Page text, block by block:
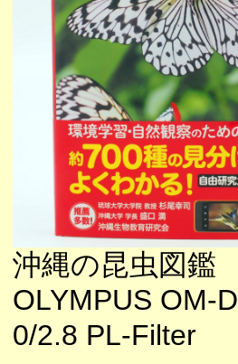
沖縄の昆虫図鑑
OLYMPUS OM-
0/2.8 PL-Filter